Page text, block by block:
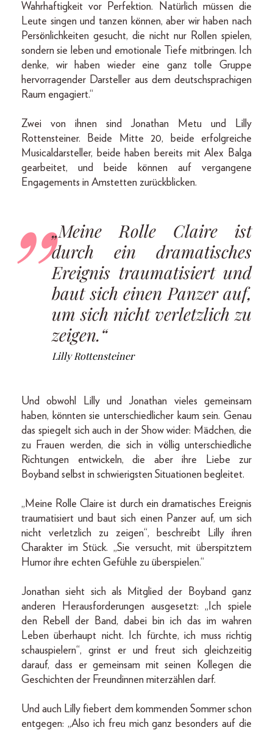
Wahrhaftigkeit vor Perfektion. Natürlich müssen die
Leute singen und tanzen können, aber wir haben nach
Persönlichkeiten gesucht, die nicht nur Rollen spielen,
sondern sie leben und emotionale Tiefe mitbringen. Ich
denke, wir haben wieder eine ganz tolle Gruppe
hervorragender Darsteller aus dem deutschsprachigen
Raum engagiert.“
Zwei von ihnen sind Jonathan Metu und Lilly
Rottensteiner. Beide Mitte 20, beide erfolgreiche
Musicaldarsteller, beide haben bereits mit Alex Balga
gearbeitet, und beide können auf vergangene
Engagements in Amstetten zurückblicken.
„Meine Rolle Claire ist
durch ein dramatisches
Ereignis traumatisiert und
baut sich einen Panzer auf,
um sich nicht verletzlich zu
zeigen.“
Lilly Rottensteiner
Und obwohl Lilly und Jonathan vieles gemeinsam
haben, könnten sie unterschiedlicher kaum sein. Genau
das spiegelt sich auch in der Show wider: Mädchen, die
zu Frauen werden, die sich in völlig unterschiedliche
Richtungen entwickeln, die aber ihre Liebe zur
Boyband selbst in schwierigsten Situationen begleitet.
„Meine Rolle Claire ist durch ein dramatisches Ereignis
traumatisiert und baut sich einen Panzer auf, um sich
nicht verletzlich zu zeigen“, beschreibt Lilly ihren
Charakter im Stück. „Sie versucht, mit überspitztem
Humor ihre echten Gefühle zu überspielen.“
Jonathan sieht sich als Mitglied der Boyband ganz
anderen Herausforderungen ausgesetzt: „Ich spiele
den Rebell der Band, dabei bin ich das im wahren
Leben überhaupt nicht. Ich fürchte, ich muss richtig
schauspielern“, grinst er und freut sich gleichzeitig
darauf, dass er gemeinsam mit seinen Kollegen die
Geschichten der Freundinnen miterzählen darf.
Und auch Lilly fiebert dem kommenden Sommer schon
entgegen: „Also ich freu mich ganz besonders auf die